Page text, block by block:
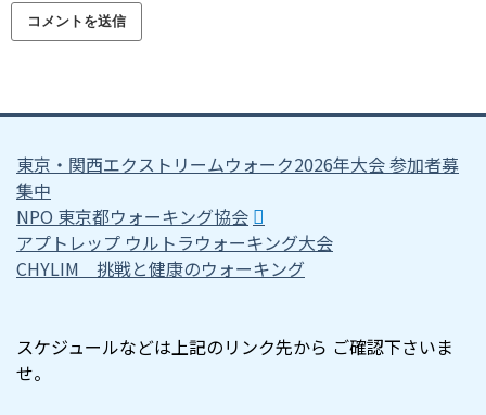
東京・関西エクストリームウォーク2026年大会 参加者募
集中
NPO 東京都ウォーキング協会
アプトレップ ウルトラウォーキング大会
CHYLIM 挑戦と健康のウォーキング
スケジュールなどは上記のリンク先から ご確認下さいま
せ。